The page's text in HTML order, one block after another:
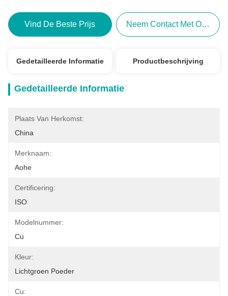
Vind De Beste Prijs Neem Contact Met Ons Op
Gedetailleerde Informatie Productbeschrijving
Gedetailleerde Informatie
Plaats Van Herkomst:
China
Merknaam:
Aohe
Certificering:
ISO
Modelnummer:
Cu
Kleur:
Lichtgroen Poeder
Cu: